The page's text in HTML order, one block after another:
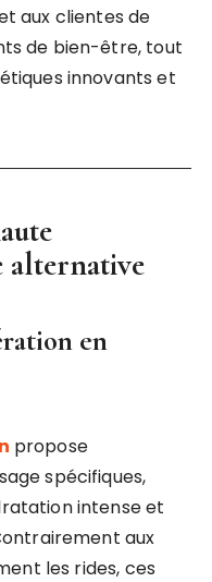
aux clientes de
de bien-être, tout
innovants et
alternative
en
propose
spécifiques,
intense et
aux
les rides, ces